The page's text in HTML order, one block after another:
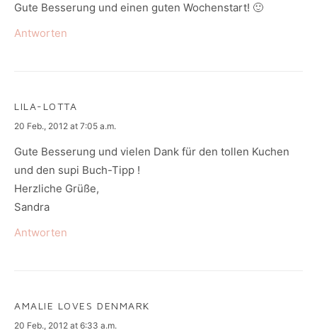
Gute Besserung und einen guten Wochenstart! 🙂
Antworten
LILA-LOTTA
says:
20 Feb., 2012 at 7:05 a.m.
Gute Besserung und vielen Dank für den tollen Kuchen
und den supi Buch-Tipp !
Herzliche Grüße,
Sandra
Antworten
AMALIE LOVES DENMARK
says:
20 Feb., 2012 at 6:33 a.m.